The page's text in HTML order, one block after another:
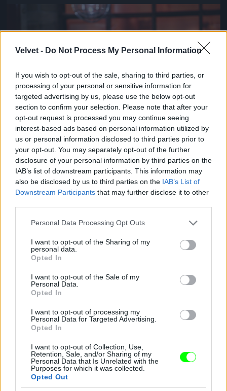
Velvet - Do Not Process My Personal Information
If you wish to opt-out of the sale, sharing to third parties, or
processing of your personal or sensitive information for
targeted advertising by us, please use the below opt-out
section to confirm your selection. Please note that after your
opt-out request is processed you may continue seeing
interest-based ads based on personal information utilized by
us or personal information disclosed to third parties prior to
your opt-out. You may separately opt-out of the further
disclosure of your personal information by third parties on the
IAB’s list of downstream participants. This information may
also be disclosed by us to third parties on the IAB’s List of
Downstream Participants that may further disclose it to other
Please note that this website/app uses one or more Google
not limited to your visit or usage behaviour. You may click to
grant or deny consent to Google and its third-party tags to
use your data for below specified purposes in below Google
consent section.
Personal Data Processing Opt Outs
I want to opt-out of the Sharing of my
personal data.
Opted In
I want to opt-out of the Sale of my
Personal Data.
Opted In
I want to opt-out of processing my
Personal Data for Targeted Advertising.
Opted In
I want to opt-out of Collection, Use,
Retention, Sale, and/or Sharing of my
Personal Data that Is Unrelated with the
Purposes for which it was collected.
Opted Out
Jön még kép!
Fotó: Szécsi István / Velvet #14
Jön még kép!